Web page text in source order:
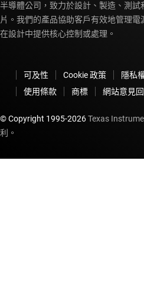
半導體公司，致力於設計、製造、測試
片。我們的產品協助客戶有效地管理
在設計中提供核心控制或處理。
可及性 Cookie 政策 隱私
使用條款
商標 網站意見
© Copyright 1995-2026Texas
利。